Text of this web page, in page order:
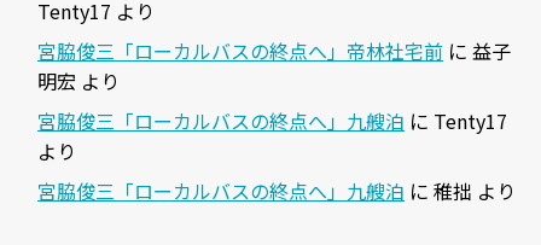
Tenty17 より
宮脇俊三「ローカルバスの終点へ」帝林社宅前 に 益子
明宏 より
宮脇俊三「ローカルバスの終点へ」九艘泊 に Tenty17
より
宮脇俊三「ローカルバスの終点へ」九艘泊 に 稚拙 より